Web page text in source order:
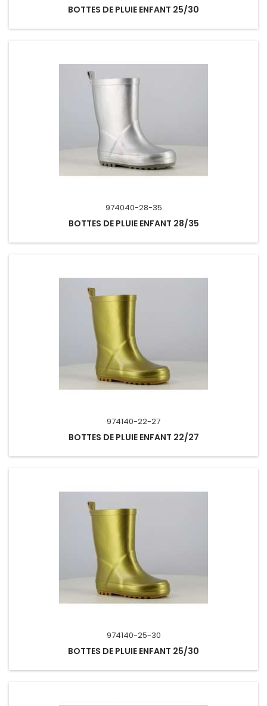
BOTTES DE PLUIE ENFANT 25/30
974040-28-35
BOTTES DE PLUIE ENFANT 28/35
974140-22-27
BOTTES DE PLUIE ENFANT 22/27
974140-25-30
BOTTES DE PLUIE ENFANT 25/30